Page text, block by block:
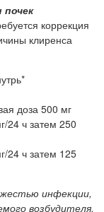
коррекция
клиренса
доза 500 мг
24 ч затем 250
24 ч затем 125
инфекции,
возбудителя.